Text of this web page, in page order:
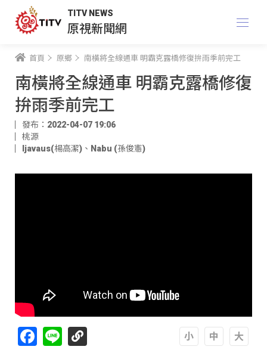
TITV NEWS
原視新聞網
首頁 原鄉 南橫將全線通車 明霸克露橋修復拚雨季前完工
南橫將全線通車 明霸克露橋修復
拚雨季前完工
發布：2022-04-07 19:06
桃源
ljavaus(楊高潔) 、 Nabu (孫俊憲)
Facebook
Line